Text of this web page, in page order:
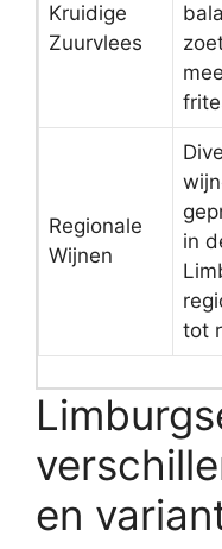
Kruidige
Zuurvlees
Regionale
Wijnen
in
tot
en